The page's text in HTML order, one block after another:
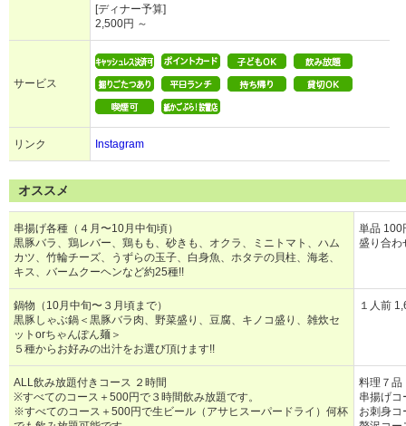
[ディナー予算]
2,500円 ～
サービス
リンク Instagram
オススメ
串揚げ各種（４月〜10月中旬頃）
黒豚バラ、鶏レバー、鶏もも、砂きも、オクラ、ミニトマト、ハム
カツ、竹輪チーズ、うずらの玉子、白身魚、ホタテの貝柱、海老、
キス、バームクーヘンなど約25種!!
単品 100
盛り合わ
鍋物（10月中旬〜３月頃まで）
黒豚しゃぶ鍋＜黒豚バラ肉、野菜盛り、豆腐、キノコ盛り、雑炊セ
ットorちゃんぽん麺＞
５種からお好みの出汁をお選び頂けます!!
１人前
ALL飲み放題付きコース ２時間
※すべてのコース＋500円で３時間飲み放題です。
※すべてのコース＋500円で生ビール（アサヒスーパードライ）何杯
料理７
串揚げコ
お刺身コ